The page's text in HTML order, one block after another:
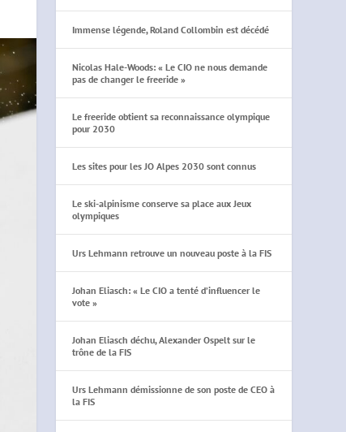
Immense légende, Roland Collombin est décédé
Nicolas Hale-Woods: « Le CIO ne nous demande
pas de changer le freeride »
Le freeride obtient sa reconnaissance olympique
pour 2030
Les sites pour les JO Alpes 2030 sont connus
Le ski-alpinisme conserve sa place aux Jeux
olympiques
Urs Lehmann retrouve un nouveau poste à la FIS
Johan Eliasch: « Le CIO a tenté d’influencer le
vote »
Johan Eliasch déchu, Alexander Ospelt sur le
trône de la FIS
Urs Lehmann démissionne de son poste de CEO à
la FIS